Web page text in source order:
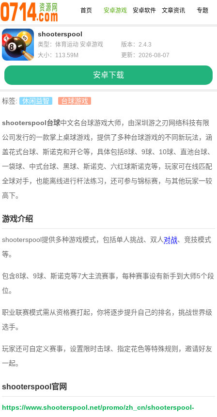
首页 安卓游戏 安卓软件 文章资讯 专题
shooterspool
安卓下载
类型：体育运动 安卓游戏
版本：2.4.3
大小：113.59M
更新：2026-08-07
标签: 休闲益智 台球游戏
shooterspool台球中文名台球游戏大师，由深圳游之刃网络科技有限
公司发行的一款掌上桌球游戏，提供了多种台球游戏的不同新玩法，涵
盖花式台球、斯诺克和开仑等，具体包括8球、9球、10球、直池台球、
一袋球、中式台球、黑球、斯诺克、六红球斯诺克等，玩家可在线匹配
全球对手，也能离线进行杆法练习，还可参与锦标赛，与其他玩家一较
高下。
游戏介绍
shooterspool提供多种游戏模式，包括单人挑战、双人对战、竞技模式
等。
包含8球、9球、斯诺克等7大主流赛事，每种赛事设有新手到大师5个段
位。
职业联赛模式需从资格赛打起，你将逐步提升自己的排名，挑战世界级
选手。
玩家还可自定义赛事，设置限时击球、指定花色等特殊规则，邀请好友
一起。
shooterspool官网
https://www.shooterspool.net/promo/zh_cn/shooterspool-